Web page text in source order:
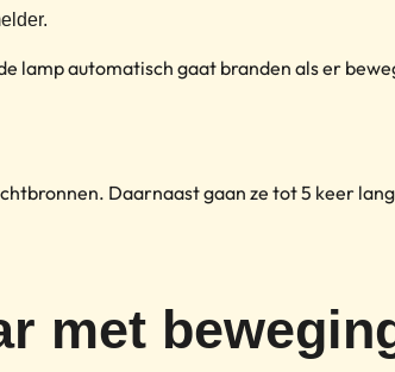
lamp automatisch gaat branden als er
Daarnaast gaan ze tot 5 keer
met